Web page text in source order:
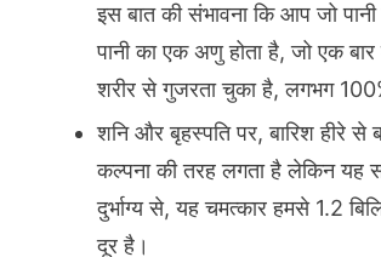
इस बात की संभावना कि आप जो
पानी का एक अणु होता है, जो एक
शरीर से गुजरता चुका है, लगभग
शनि और बृहस्पति पर, बारिश हीरे से
कल्पना की तरह लगता है लेकिन यह
दुर्भाग्य से, यह चमत्कार हमसे 1.2
दूर है।